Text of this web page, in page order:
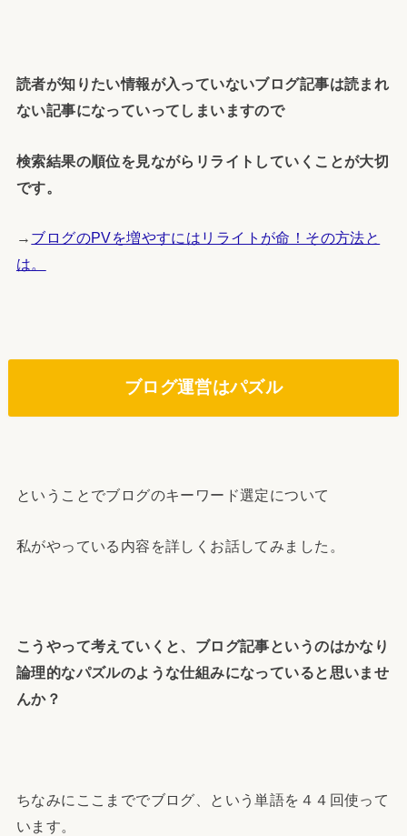
読者が知りたい情報が入っていないブログ記事は読まれ
ない記事になっていってしまいますので
検索結果の順位を見ながらリライトしていくことが大切
です。
→ ブログのPVを増やすにはリライトが命！その方法と
は。
ブログ運営はパズル
ということでブログのキーワード選定について
私がやっている内容を詳しくお話してみました。
こうやって考えていくと、ブログ記事というのはかなり
論理的なパズルのような仕組みになっていると思いませ
んか？
ちなみにここまででブログ、という単語を４４回使って
います。